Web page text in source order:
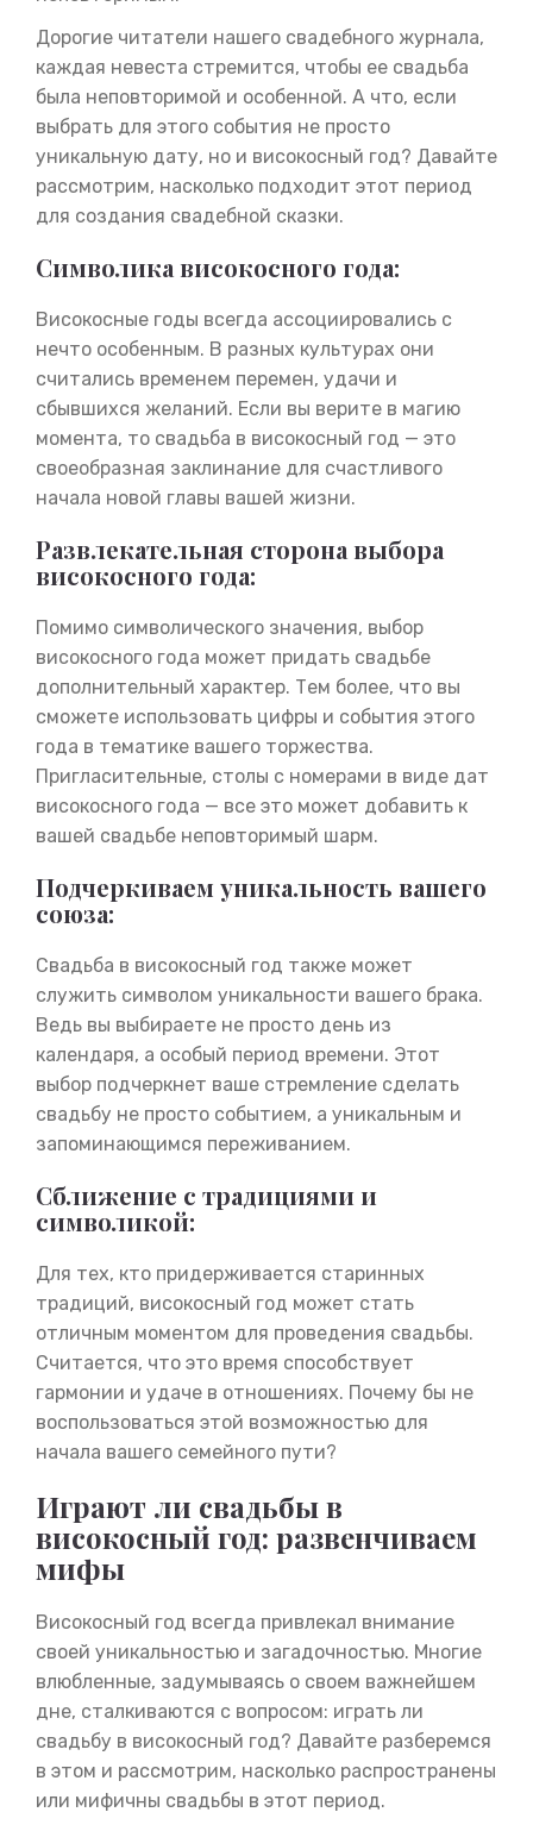
Дорогие читатели нашего свадебного журнала,
каждая невеста стремится, чтобы ее свадьба
была неповторимой и особенной. А что, если
выбрать для этого события не просто
уникальную дату, но и високосный год? Давайте
рассмотрим, насколько подходит этот период
для создания свадебной сказки.
Символика високосного года:
Високосные годы всегда ассоциировались с
нечто особенным. В разных культурах они
считались временем перемен, удачи и
сбывшихся желаний. Если вы верите в магию
момента, то свадьба в високосный год — это
своеобразная заклинание для счастливого
начала новой главы вашей жизни.
Развлекательная сторона выбора
високосного года:
Помимо символического значения, выбор
високосного года может придать свадьбе
дополнительный характер. Тем более, что вы
сможете использовать цифры и события этого
года в тематике вашего торжества.
Пригласительные, столы с номерами в виде дат
високосного года — все это может добавить к
вашей свадьбе неповторимый шарм.
Подчеркиваем уникальность вашего
союза:
Свадьба в високосный год также может
служить символом уникальности вашего брака.
Ведь вы выбираете не просто день из
календаря, а особый период времени. Этот
выбор подчеркнет ваше стремление сделать
свадьбу не просто событием, а уникальным и
запоминающимся переживанием.
Сближение с традициями и
символикой:
Для тех, кто придерживается старинных
традиций, високосный год может стать
отличным моментом для проведения свадьбы.
Считается, что это время способствует
гармонии и удаче в отношениях. Почему бы не
воспользоваться этой возможностью для
начала вашего семейного пути?
Играют ли свадьбы в
високосный год: развенчиваем
мифы
Високосный год всегда привлекал внимание
своей уникальностью и загадочностью. Многие
влюбленные, задумываясь о своем важнейшем
дне, сталкиваются с вопросом: играть ли
свадьбу в високосный год? Давайте разберемся
в этом и рассмотрим, насколько распространены
или мифичны свадьбы в этот период.